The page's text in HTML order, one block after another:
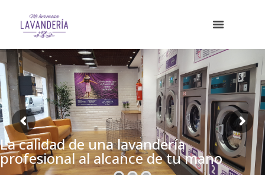
La calidad de una lavandería
profesional al alcance de tu mano